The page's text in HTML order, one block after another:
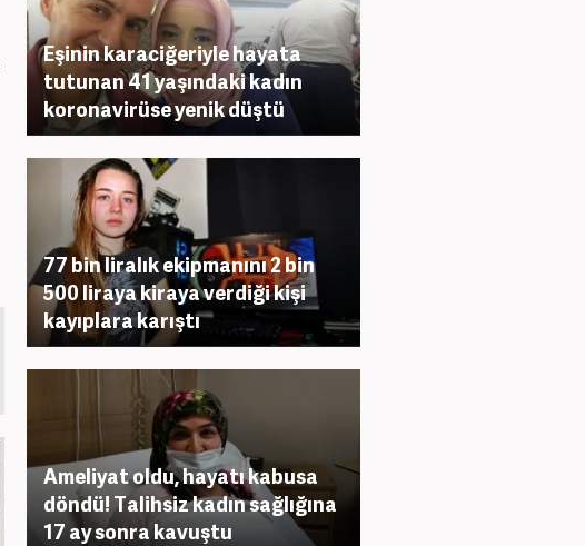
Eşinin karaciğeriyle hayata
tutunan 41 yaşındaki kadın
koronavirüse yenik düştü
77 bin liralık ekipmanını 2 bin
500 liraya kiraya verdiği kişi
kayıplara karıştı
Ameliyat oldu, hayatı kabusa
döndü! Talihsiz kadın sağlığına
17 ay sonra kavuştu